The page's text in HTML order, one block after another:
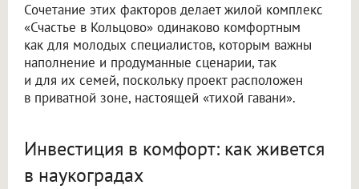
Сочетание этих факторов делает жилой комплекс
«Счастье в Кольцово» одинаково комфортным
как для молодых специалистов, которым важны
наполнение и продуманные сценарии, так
и для их семей, поскольку проект расположен
в приватной зоне, настоящей «тихой гавани».
Инвестиция в комфорт: как живется
в наукоградах